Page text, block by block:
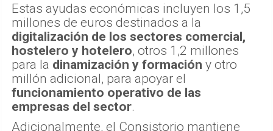
Estas ayudas económicas incluyen los 1,5
millones de euros destinados a la
digitalización de los sectores comercial,
hostelero y hotelero, otros 1,2 millones
para la dinamización y formación y otro
millón adicional, para apoyar el
funcionamiento operativo de las
empresas del sector.
Adicionalmente, el Consistorio mantiene